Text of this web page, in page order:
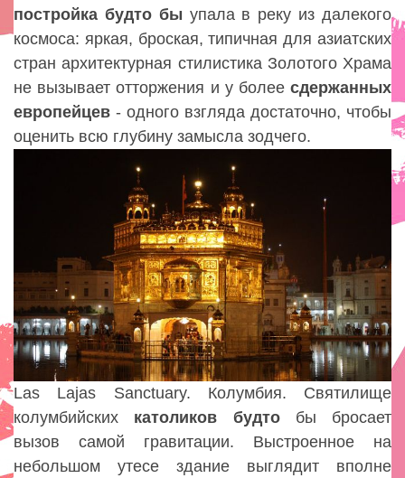
постройка будто бы упала в реку из далекого
космоса: яркая, броская, типичная для азиатских
стран архитектурная стилистика Золотого Храма
не вызывает отторжения и у более сдержанных
европейцев - одного взгляда достаточно, чтобы
оценить всю глубину замысла зодчего.
Las Lajas Sanctuary. Колумбия. Святилище
колумбийских католиков будтобы бросает
вызов самой гравитации. Выстроенное на
небольшом утесе здание выглядит вполне